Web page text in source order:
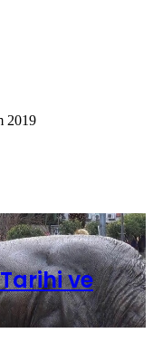
2019
ve